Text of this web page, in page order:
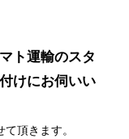
ト運輸のスタ
けにお伺いい
頂きます。